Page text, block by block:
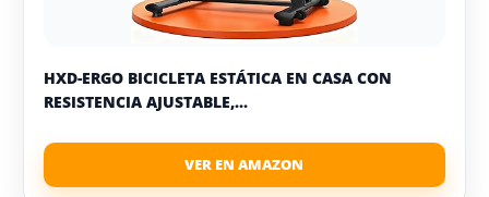
HXD-ERGO BICICLETA ESTÁTICA EN CASA CON
RESISTENCIA AJUSTABLE,...